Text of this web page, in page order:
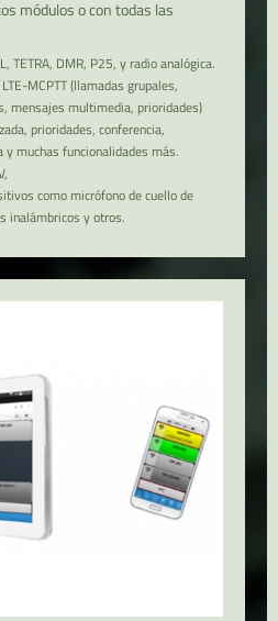
módulos o con todas las
TETRA, DMR, P25, y radio analógica.
MCPTT (llamadas grupales,
mensajes multimedia, prioridades)
prioridades, conferencia,
y muchas funcionalidades más.
como micrófono de cuello de
inalámbricos y otros.